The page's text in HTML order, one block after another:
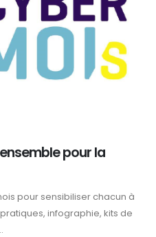
pour la
pour sensibiliser chacun à
infographie, kits de